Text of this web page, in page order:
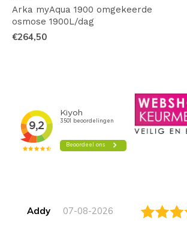
Arka myAqua 1900 omgekeerde
osmose 1900L/dag
€264,50
Addy 07-08-2026